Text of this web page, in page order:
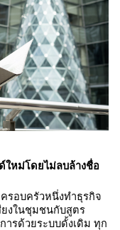
ใหม่โดยไม่ลบล้างชื่อ
รอบครัวหนึ่งทำธุรกิจ
ยงในชุมชนกับสูตร
รด้วยระบบดั้งเดิม ทุก